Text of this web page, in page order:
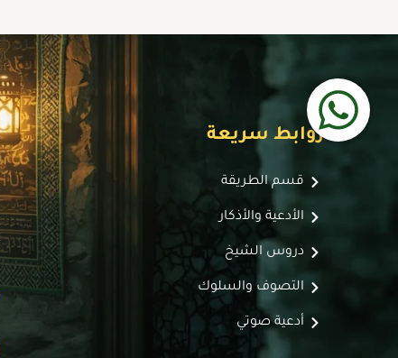
روابط سريعة
قسم الطريقة
الأدعية والأذكار
دروس الشيخ
التصوف والسلوك
أدعية صوتي